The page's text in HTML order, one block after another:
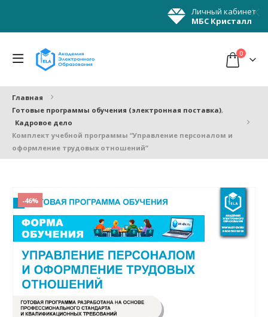
Личный кабинет
МБС Кристалл
0
Главная
Готовые программы обучения (электронная поставка),
Кадровое дело
Комплект учебной программы “Управление персоналом и
оформление трудовых отношений”
-46%